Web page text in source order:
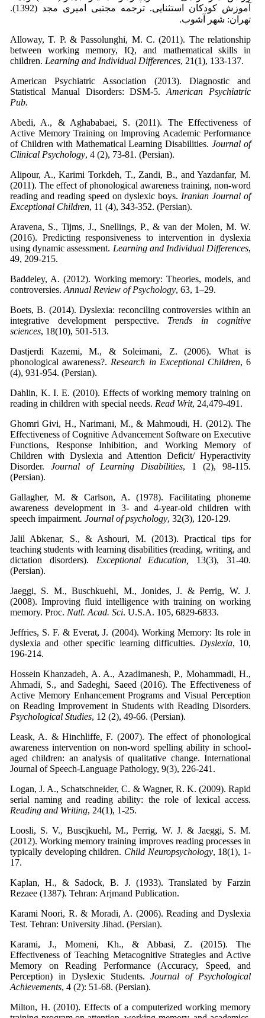
آموزش کودکان استثنایی. ترجمه مجتبی امیری مجد (1392).
تهران: شهر آشوب.
Alloway, T. P. & Passolunghi, M. C. (2011). The relationship
between working memory, IQ, and mathematical skills in
children. Learning and Individual Differences, 21(1), 133-137.
American Psychiatric Association (2013). Diagnostic and
Statistical Manual Disorders: DSM-5.American Psychiatric
Pub.
Abedi, A., & Aghababaei, S. (2011). The Effectiveness of
Active Memory Training on Improving Academic Performance
of Children with Mathematical Learning Disabilities.Journal of
Clinical Psychology, 4 (2), 73-81. (Persian).
Alipour, A., Karimi Torkdeh, T., Zandi, B., and Yazdanfar, M.
(2011). The effect of phonological awareness training, non-word
reading and reading speed on dyslexic boys. Iranian Journal of
Exceptional Children, 11 (4), 343-352. (Persian).
Aravena, S., Tijms, J., Snellings, P., & van der Molen, M. W.
(2016). Predicting responsiveness to intervention in dyslexia
using dynamic assessment. Learning and Individual Differences,
49, 209-215.
Baddeley, A. (2012). Working memory: Theories, models, and
controversies. Annual Review of Psychology, 63, 1–29.
Boets, B. (2014). Dyslexia: reconciling controversies within an
integrative development perspective. Trends in cognitive
sciences, 18(10), 501-513.
Dastjerdi Kazemi, M., & Soleimani, Z. (2006). What is
phonological awareness?. Research in Exceptional Children, 6
(4), 931-954. (Persian).
Dahlin, K. I. E. (2010). Effects of working memory training on
reading in children with special needs. Read Writ, 24,479-491.
Ghomri Givi, H., Narimani, M., & Mahmoudi, H. (2012). The
Effectiveness of Cognitive Advancement Software on Executive
Functions, Response Inhibition, and Working Memory of
Children with Dyslexia and Attention Deficit/ Hyperactivity
Disorder. Journal of Learning Disabilities, 1 (2), 98-115.
(Persian).
Gallagher, M. & Carlson, A. (1978). Facilitating phoneme
awareness development in 3- and 4-year-old children with
speech impairment. Journal of psychology, 32(3), 120-129.
Jalil Abkenar, S., & Ashouri, M. (2013). Practical tips for
teaching students with learning disabilities (reading, writing, and
dictation disorders). Exceptional Education, 13(3), 31-40.
(Persian).
Jaeggi, S. M., Buschkuehl, M., Jonides, J. & Perrig, W. J.
(2008). Improving fluid intelligence with training on working
memory. Proc. Natl. Acad. Sci. U.S.A. 105, 6829-6833.
Jeffries, S. F. & Everat, J. (2004). Working Memory: Its role in
dyslexia and other specific learning difficulties. Dyslexia, 10,
196-214.
Hossein Khanzadeh, A. A., Azadimanesh, P., Mohammadi, H.,
Ahmadi, S., and Sadeghi, Saeed (2016). The Effectiveness of
Active Memory Enhancement Programs and Visual Perception
on Reading Improvement in Students with Reading Disorders.
Psychological Studies, 12 (2), 49-66. (Persian).
Leask, A. & Hinchliffe, F. (2007). The effect of phonological
awareness intervention on non-word spelling ability in school-
aged children: an analysis of qualitative change. International
Journal of Speech-Language Pathology, 9(3), 226-241.
Logan, J. A., Schatschneider, C. & Wagner, R. K. (2009). Rapid
serial naming and reading ability: the role of lexical access.
Reading and Writing, 24(1), 1-25.
Loosli, S. V., Buscjkuehl, M., Perrig, W. J. & Jaeggi, S. M.
(2012). Working memory training improves reading processes in
typically developing children. Child Neuropsychology, 18(1), 1-
17.
Kaplan, H., & Sadock, B. J. (1933). Translated by Farzin
Rezaee (1387). Tehran: Arjmand Publication.
Karami Noori, R. & Moradi, A. (2006). Reading and Dyslexia
Test. Tehran: University Jihad. (Persian).
Karami, J., Momeni, Kh., & Abbasi, Z. (2015). The
Effectiveness of Teaching Metacognitive Strategies and Active
Memory on Reading Performance (Accuracy, Speed, and
Perception) in Dyslexic Students.Journal of Psychological
Achievements, 4 (2): 51-68. (Persian).
Milton, H. (2010). Effects of a computerized working memory